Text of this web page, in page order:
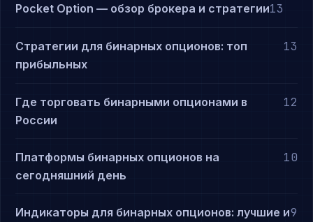
Pocket Option — обзор брокера и стратегии13
Стратегии для бинарных опционов: топ
прибыльных
13
Где торговать бинарными опционами в
России
12
Платформы бинарных опционов на
сегодняшний день
10
Индикаторы для бинарных опционов: лучшие и9